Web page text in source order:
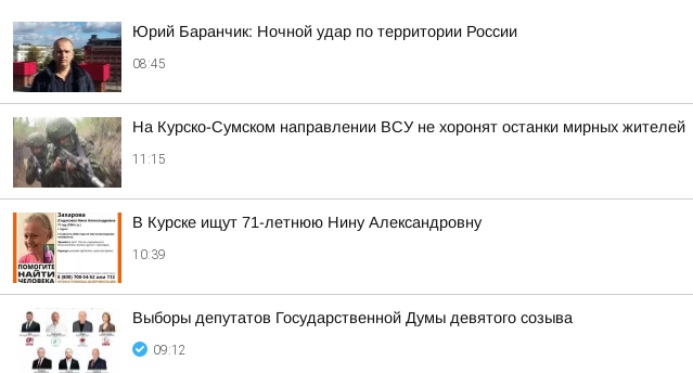
Юрий Баранчик: Ночной удар по территории России
08:45
На Курско-Сумском направлении ВСУ не хоронят останки мирных жителей
11:15
В Курске ищут 71-летнюю Нину Александровну
10:39
Выборы депутатов Государственной Думы девятого созыва
09:12